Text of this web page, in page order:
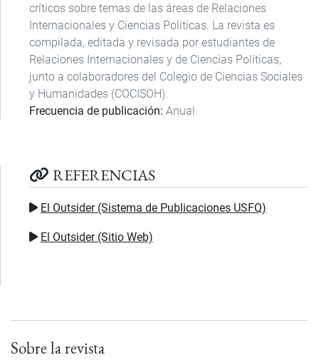
críticos sobre temas de las áreas de Relaciones
Internacionales y Ciencias Políticas. La revista es
compilada, editada y revisada por estudiantes de
Relaciones Internacionales y de Ciencias Políticas,
junto a colaboradores del Colegio de Ciencias Sociales
y Humanidades (COCISOH).
Frecuencia de publicación Anual
REFERENCIAS
El Outsider (Sistema de Publicaciones USFQ)
El Outsider (Sitio Web)
Sobre la revista